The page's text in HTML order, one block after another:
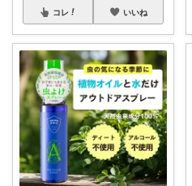
コレ いいね